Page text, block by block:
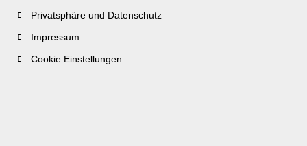
Privatsphäre und Datenschutz
Impressum
Cookie Einstellungen